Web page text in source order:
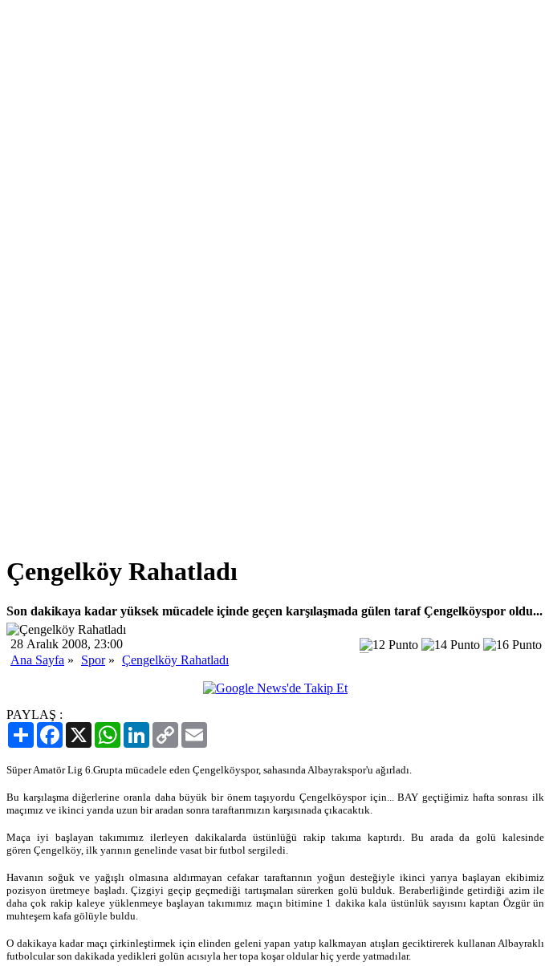
Çengelköy Rahatladı
Son dakikaya kadar yüksek mücadele içinde geçen karşılaşmada gülen taraf Çengelköyspor oldu...
28 Aralık 2008, 23:00
Ana Sayfa » Spor» Çengelköy Rahatladı
PAYLAŞ :
PaylaşFacebook
X WhatsAppLinkedIn
Copy
Link
Süper Amatör Lig 6.Grupta mücadele eden Çengelköyspor, sahasında Albayrakspor'u ağırladı.
Bu karşılaşma diğerlerine oranla daha büyük bir önem taşıyordu Çengelköyspor için... BAY geçtiğimiz hafta sonrası ilk
maçımız ve ikinci yarıda uzun bir aradan sonra taraftarımızın karşısınada çıkacaktık.
Maça iyi başlayan takımımız ilerleyen dakikalarda üstünlüğü rakip takıma kaptırdı. Bu arada da golü kalesinde
gören Çengelköy, ilk yarının genelinde vasat bir futbol sergiledi.
Havanın soğuk ve yağışlı olmasına aldırmayan cefakar taraftarının yoğun desteğiyle ikinci yarıya başlayan ekibimiz
pozisyon üretmeye başladı. Çizgiyi geçip geçmediği tartışmaları sürerken golü bulduk. Beraberliğinde getirdiği azim ile
daha çok rakip kaleye yüklenmeye başlayan takımımız maçın bitimine 1 dakika kala üstünlük sayısını kaptan Özgür ün
muhteşem kafa gölüyle buldu.
O dakikaya kadar maçı çirkinleştirmek için elinden geleni yapan yatıp kalkmayan atışları geciktirerek kullanan Albayraklı
futbolcular son dakikada yedikleri golün acısıyla her topa koşar oldular hiç yerde yatmadılar.